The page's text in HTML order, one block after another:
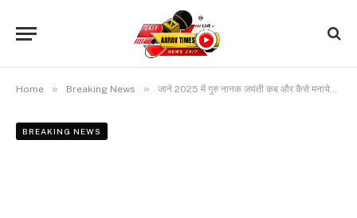
Home » Breaking News » जाने 2025 में गुरु नानक जयंती कब और कैसे मनाये…जानिये इस वर्ष क्या हैं ख़ास
BREAKING NEWS